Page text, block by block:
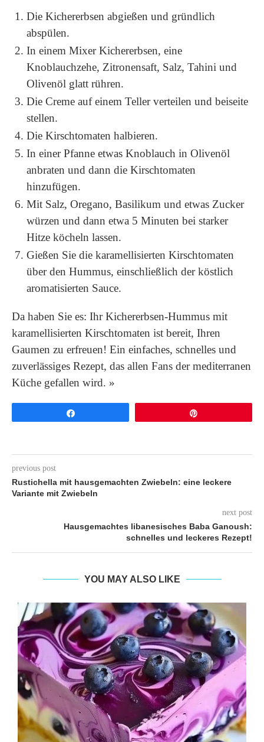
Die Kichererbsen abgießen und gründlich
abspülen.
In einem Mixer Kichererbsen, eine
Knoblauchzehe, Zitronensaft, Salz, Tahini und
Olivenöl glatt rühren.
Die Creme auf einem Teller verteilen und beiseite
stellen.
Die Kirschtomaten halbieren.
In einer Pfanne etwas Knoblauch in Olivenöl
anbraten und dann die Kirschtomaten
hinzufügen.
Mit Salz, Oregano, Basilikum und etwas Zucker
würzen und dann etwa 5 Minuten bei starker
Hitze köcheln lassen.
Gießen Sie die karamellisierten Kirschtomaten
über den Hummus, einschließlich der köstlich
aromatisierten Sauce.
Da haben Sie es: Ihr Kichererbsen-Hummus mit
karamellisierten Kirschtomaten ist bereit, Ihren
Gaumen zu erfreuen! Ein einfaches, schnelles und
zuverlässiges Rezept, das allen Fans der mediterranen
Küche gefallen wird. »
previous post
Rustichella mit hausgemachten Zwiebeln: eine leckere
Variante mit Zwiebeln
next post
Hausgemachtes libanesisches Baba Ganoush:
schnelles und leckeres Rezept!
YOU MAY ALSO LIKE